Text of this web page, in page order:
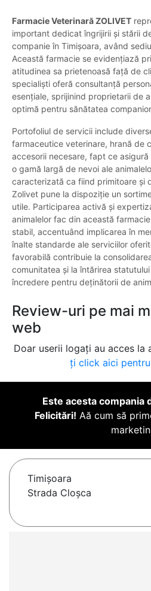
Farmacie Veterinară ZOLIVET
important dedicat îngrijirii și stării
companie în Timișoara, având
Această farmacie se evidențiază
atitudinea sa prietenoasă față de
specialiști oferă consultanță
esențiale, sprijinind proprietarii de
optimă pentru sănătatea
Portofoliul de servicii include
farmaceutice veterinare, hrană de
accesorii necesare, fapt ce
o gamă largă de nevoi ale
caracterizată ca fiind primitoare și
Zolivet pune la dispoziție un
utile. Participarea activă și
animalelor fac din această
stabil, accentuând implicarea în
înalte standarde ale serviciilor
favorabilă contribuie la
comunitatea și la întărirea
încredere pentru deținătorii de
Review-uri pe mai
web
Doar userii logați au acces la
ți click aici
Este acesta compania
Felicitări! Aă cum să
Timişoara
Strada Cloșca